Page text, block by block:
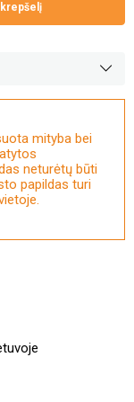
mityba bei
neturėtų būti
papildas turi